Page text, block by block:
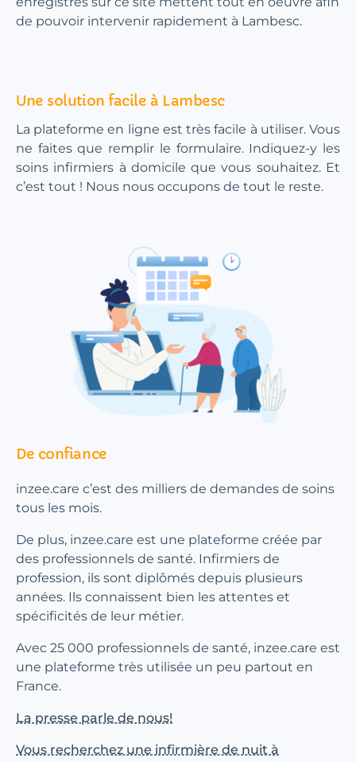
de pouvoir intervenir rapidement à Lambesc.
Une solution facile à Lambesc
La plateforme en ligne est très facile à utiliser. Vous
ne faites que remplir le formulaire. Indiquez-y les
soins infirmiers à domicile que vous souhaitez. Et
c’est tout ! Nous nous occupons de tout le reste.
De confiance
inzee.care c’est des milliers de demandes de soins
tous les mois.
De plus, inzee.care est une plateforme créée par
des professionnels de santé. Infirmiers de
profession, ils sont diplômés depuis plusieurs
années. Ils connaissent bien les attentes et
spécificités de leur métier.
Avec 25 000 professionnels de santé, inzee.care est
une plateforme très utilisée un peu partout en
France.
La presse parle de nous!
Vous recherchez une infirmière de nuit à